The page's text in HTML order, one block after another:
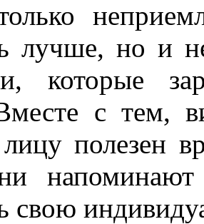
лучше, но и
которые
с тем,
полезен
свою